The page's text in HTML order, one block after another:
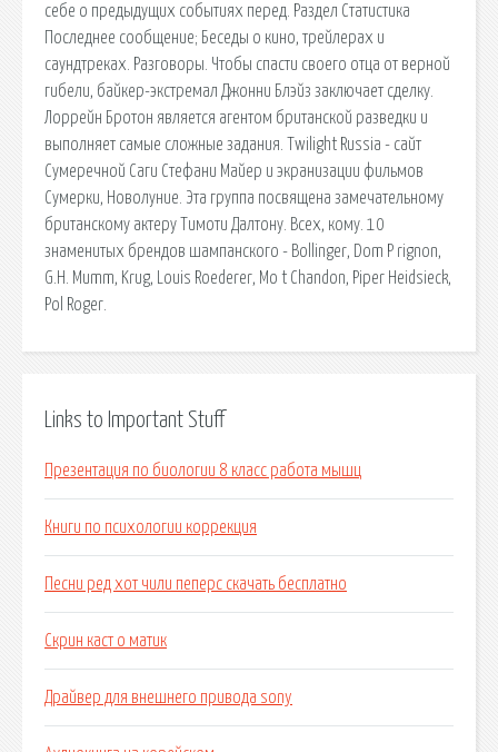
себе о предыдущих событиях перед. Раздел Статистика
Последнее сообщение; Беседы о кино, трейлерах и
саундтреках. Разговоры. Чтобы спасти своего отца от верной
гибели, байкер-экстремал Джонни Блэйз заключает сделку.
Лоррейн Бротон является агентом британской разведки и
выполняет самые сложные задания. Twilight Russia - сайт
Сумеречной Саги Стефани Майер и экранизации фильмов
Сумерки, Новолуние. Эта группа посвящена замечательному
британскому актеру Тимоти Далтону. Всех, кому. 10
знаменитых брендов шампанского - Bollinger, Dom P rignon,
G.H. Mumm, Krug, Louis Roederer, Mo t Chandon, Piper Heidsieck,
Pol Roger.
Links to Important Stuff
Презентация по биологии 8 класс работа мышц
Книги по психологии коррекция
Песни ред хот чили пеперс скачать бесплатно
Скрин каст о матик
Драйвер для внешнего привода sony